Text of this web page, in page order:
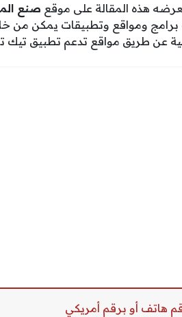
هذه المقالة على موقع صنع
ومواقع وتطبيقات يمكن من